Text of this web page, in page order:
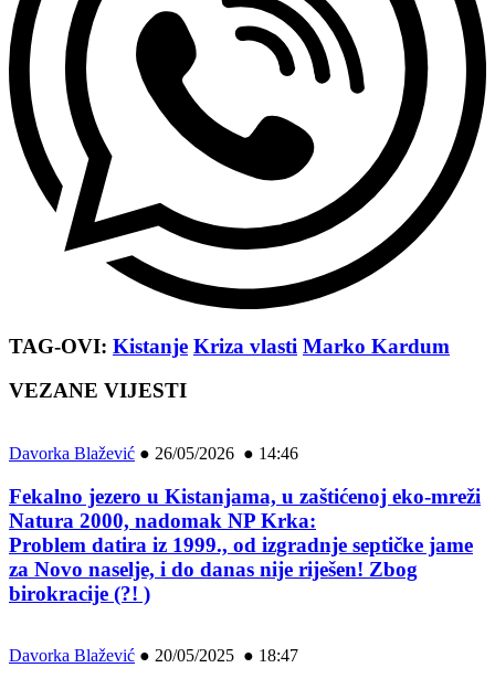
TAG-OVI: Kistanje Kriza vlasti Marko Kardum
VEZANE VIJESTI
Davorka Blažević ● 26/05/2026 ● 14:46
Fekalno jezero u Kistanjama, u zaštićenoj eko-mreži
Natura 2000, nadomak NP Krka:
Problem datira iz 1999., od izgradnje septičke jame
za Novo naselje, i do danas nije riješen! Zbog
birokracije (?! )
Davorka Blažević ● 20/05/2025 ● 18:47